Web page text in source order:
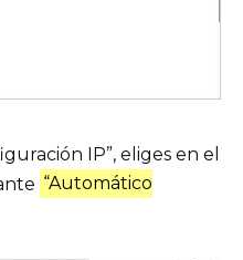
IP”, eliges en el
“Automático